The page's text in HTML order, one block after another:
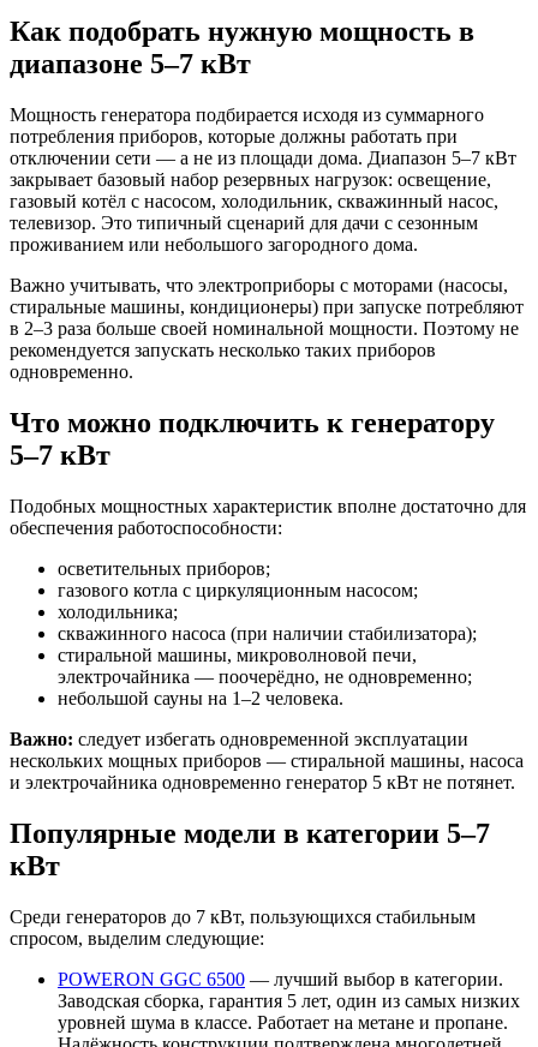
Как подобрать нужную мощность в
диапазоне 5–7 кВт
Мощность генератора подбирается исходя из суммарного
потребления приборов, которые должны работать при
отключении сети — а не из площади дома. Диапазон 5–7 кВт
закрывает базовый набор резервных нагрузок: освещение,
газовый котёл с насосом, холодильник, скважинный насос,
телевизор. Это типичный сценарий для дачи с сезонным
проживанием или небольшого загородного дома.
Важно учитывать, что электроприборы с моторами (насосы,
стиральные машины, кондиционеры) при запуске потребляют
в 2–3 раза больше своей номинальной мощности. Поэтому не
рекомендуется запускать несколько таких приборов
одновременно.
Что можно подключить к генератору
5–7 кВт
Подобных мощностных характеристик вполне достаточно для
обеспечения работоспособности:
осветительных приборов;
газового котла с циркуляционным насосом;
холодильника;
скважинного насоса (при наличии стабилизатора);
стиральной машины, микроволновой печи,
электрочайника — поочерёдно, не одновременно;
небольшой сауны на 1–2 человека.
Важно: следует избегать одновременной эксплуатации
нескольких мощных приборов — стиральной машины, насоса
и электрочайника одновременно генератор 5 кВт не потянет.
Популярные модели в категории 5–7
кВт
Среди генераторов до 7 кВт, пользующихся стабильным
спросом, выделим следующие:
POWERON GGC 6500 — лучший выбор в категории.
Заводская сборка, гарантия 5 лет, один из самых низких
уровней шума в классе. Работает на метане и пропане.